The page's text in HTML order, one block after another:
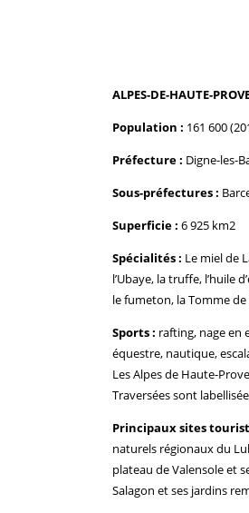
ALPES-DE-HAUTE-
Population : 161 600
Préfecture : Digne-les-
Sous-préfectures :
Superficie : 6 925 km2
Spécialités : Le miel de
l’Ubaye, la truffe, l’huile
le fumeton, la Tomme de
Sports : rafting, nage en
équestre, nautique,
Les Alpes de Haute-
Traversées sont
Principaux sites
naturels régionaux du
plateau de Valensole et
Salagon et ses jardins